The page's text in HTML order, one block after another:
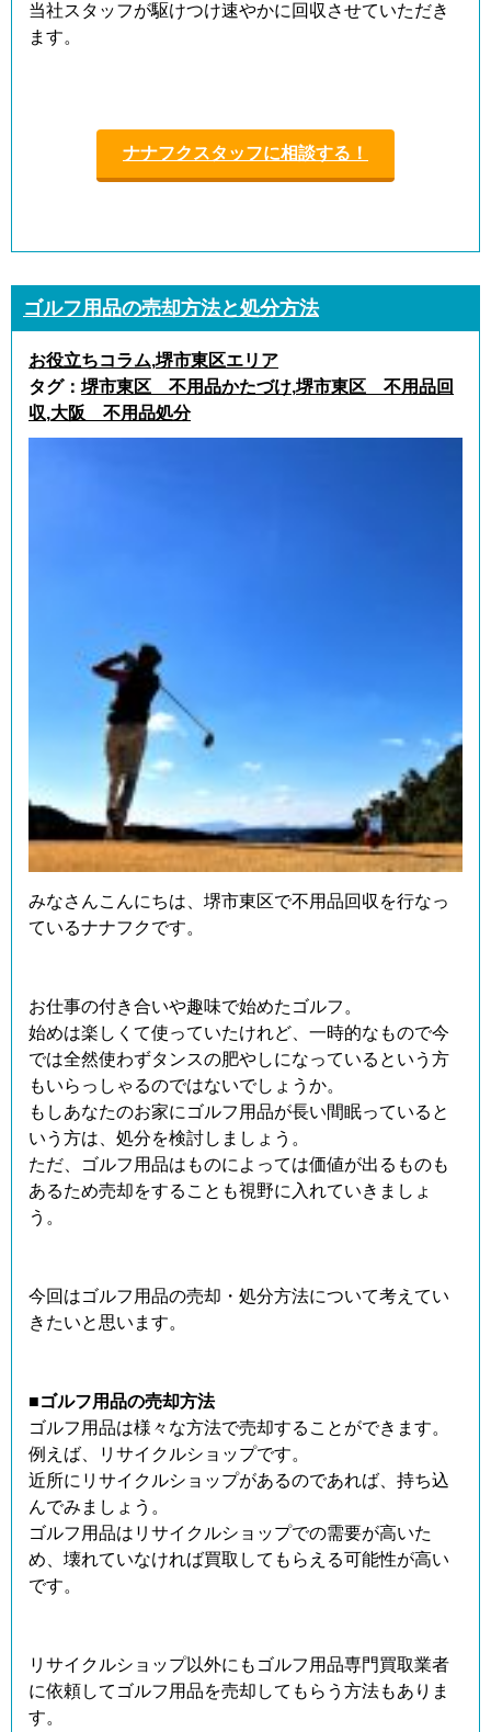
当社スタッフが駆けつけ速やかに回収させていただき
ます。
ナナフクスタッフに相談する！
ゴルフ用品の売却方法と処分方法
お役立ちコラム,堺市東区エリア
タグ： 堺市東区 不用品かたづけ,堺市東区 不用品回
収,大阪 不用品処分
みなさんこんにちは、堺市東区で不用品回収を行なっ
ているナナフクです。
お仕事の付き合いや趣味で始めたゴルフ。
始めは楽しくて使っていたけれど、一時的なもので今
では全然使わずタンスの肥やしになっているという方
もいらっしゃるのではないでしょうか。
もしあなたのお家にゴルフ用品が長い間眠っていると
いう方は、処分を検討しましょう。
ただ、ゴルフ用品はものによっては価値が出るものも
あるため売却をすることも視野に入れていきましょ
う。
今回はゴルフ用品の売却・処分方法について考えてい
きたいと思います。
■ゴルフ用品の売却方法
ゴルフ用品は様々な方法で売却することができます。
例えば、リサイクルショップです。
近所にリサイクルショップがあるのであれば、持ち込
んでみましょう。
ゴルフ用品はリサイクルショップでの需要が高いた
め、壊れていなければ買取してもらえる可能性が高い
です。
リサイクルショップ以外にもゴルフ用品専門買取業者
に依頼してゴルフ用品を売却してもらう方法もありま
す。